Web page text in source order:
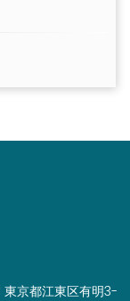
京都江東区有明3-